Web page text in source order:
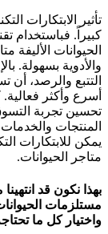
تأثير الابتكارات
كبيراً. فباستخدام
الحيوانات
والأدوية بسهولة.
التتبع والرصد،
أسرع وأكثر
تحسين تجربة
المنتجات
يمكن للابتكارات
متاجر الحيوانات.
بهذا نكون قد
مستلزمات
واختيار كل ما